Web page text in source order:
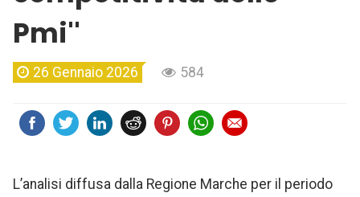
Pmi''
26 Gennaio 2026 584
L’analisi diffusa dalla Regione Marche per il periodo